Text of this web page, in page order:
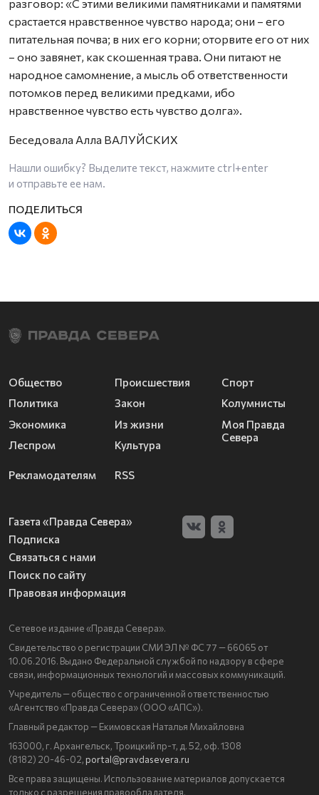
разговор: «С этими великими памятниками и памятями
срастается нравственное чувство народа; они – его
питательная почва; в них его корни; оторвите его от них
– оно завянет, как скошенная трава. Они питают не
народное самомнение, а мысль об ответственности
потомков перед великими предками, ибо
нравственное чувство есть чувство долга».
Беседовала Алла ВАЛУЙСКИХ
Нашли ошибку? Выделите текст, нажмите ctrl+enter
и отправьте ее нам.
Общество
Политика
Экономика
Леспром
Происшествия
Закон
Из жизни
Культура
Спорт
Колумнисты
Моя Правда
Севера
Рекламодателям RSS
Газета «Правда Севера»
Подписка
Связаться с нами
Поиск по сайту
Правовая информация
Сетевое издание «Правда Севера».
Свидетельство о регистрации СМИ ЭЛ № ФС 77 — 66065 от
10.06.2016. Выдано Федеральной службой по надзору в сфере
связи, информационных технологий и массовых коммуникаций.
Учредитель — общество с ограниченной ответственностью
«Агентство «Правда Севера» (ООО «АПС»).
Главный редактор — Екимовская Наталья Михайловна
163000, г. Архангельск, Троицкий пр-т, д. 52, оф. 1308
(8182) 20-46-02, portal@pravdasevera.ru
Все права защищены. Использование материалов допускается
только с разрешения правообладателя.